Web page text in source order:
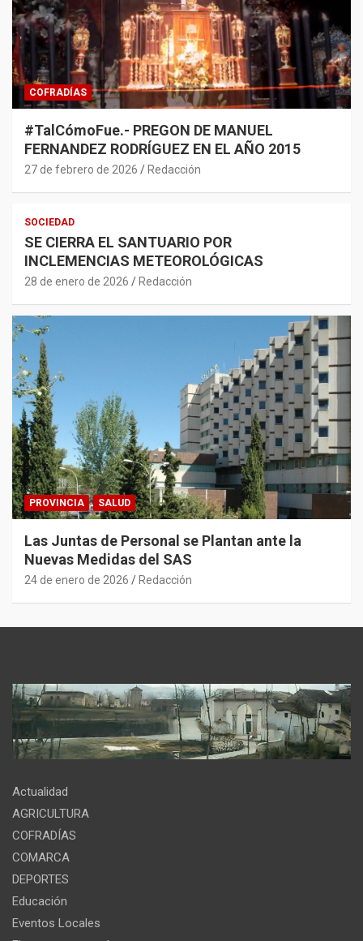
COFRADÍAS
#TalCómoFue.- PREGON DE MANUEL
FERNANDEZ RODRÍGUEZ EN EL AÑO 2015
27 de febrero de 2026 Redacción
SOCIEDAD
SE CIERRA EL SANTUARIO POR
INCLEMENCIAS METEOROLÓGICAS
28 de enero de 2026 Redacción
PROVINCIA SALUD
Las Juntas de Personal se Plantan ante la
Nuevas Medidas del SAS
24 de enero de 2026 Redacción
Actualidad
AGRICULTURA
COFRADÍAS
COMARCA
DEPORTES
Educación
Eventos Locales